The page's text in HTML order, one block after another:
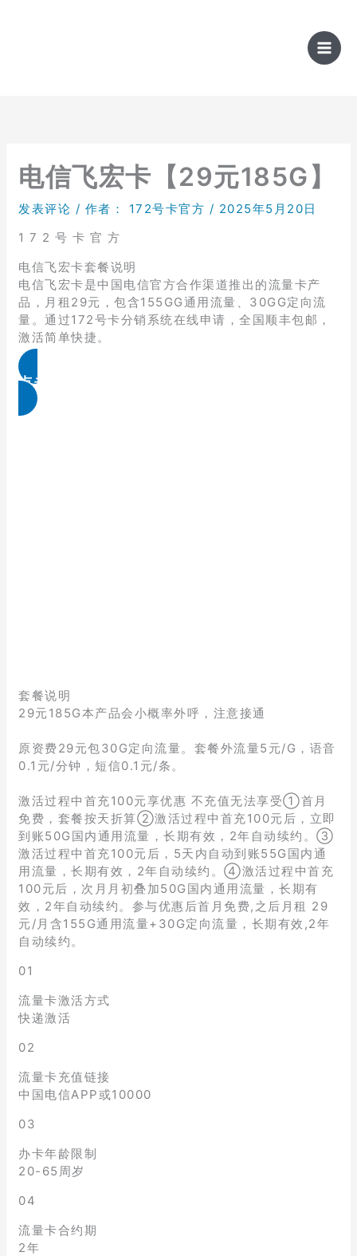
电信飞宏卡【29元185G】
发表评论 / 作者： 172号卡官方 / 2025年5月20日
1 7 2 号 卡 官 方
电信飞宏卡套餐说明
电信飞宏卡是中国电信官方合作渠道推出的流量卡产
品，月租29元，包含155GG通用流量、30GG定向流
量。通过172号卡分销系统在线申请，全国顺丰包邮，
激活简单快捷。
点击免费领取
套餐说明
29元185G本产品会小概率外呼，注意接通
原资费29元包30G定向流量。套餐外流量5元/G，语音
0.1元/分钟，短信0.1元/条。
激活过程中首充100元享优惠 不充值无法享受①首月
免费，套餐按天折算②激活过程中首充100元后，立即
到账50G国内通用流量，长期有效，2年自动续约。③
激活过程中首充100元后，5天内自动到账55G国内通
用流量，长期有效，2年自动续约。④激活过程中首充
100元后，次月月初叠加50G国内通用流量，长期有
效，2年自动续约。参与优惠后首月免费,之后月租 29
元/月含155G通用流量+30G定向流量，长期有效,2年
自动续约。
01
流量卡激活方式
快递激活
02
流量卡充值链接
中国电信APP或10000
03
办卡年龄限制
20-65周岁
04
流量卡合约期
2年